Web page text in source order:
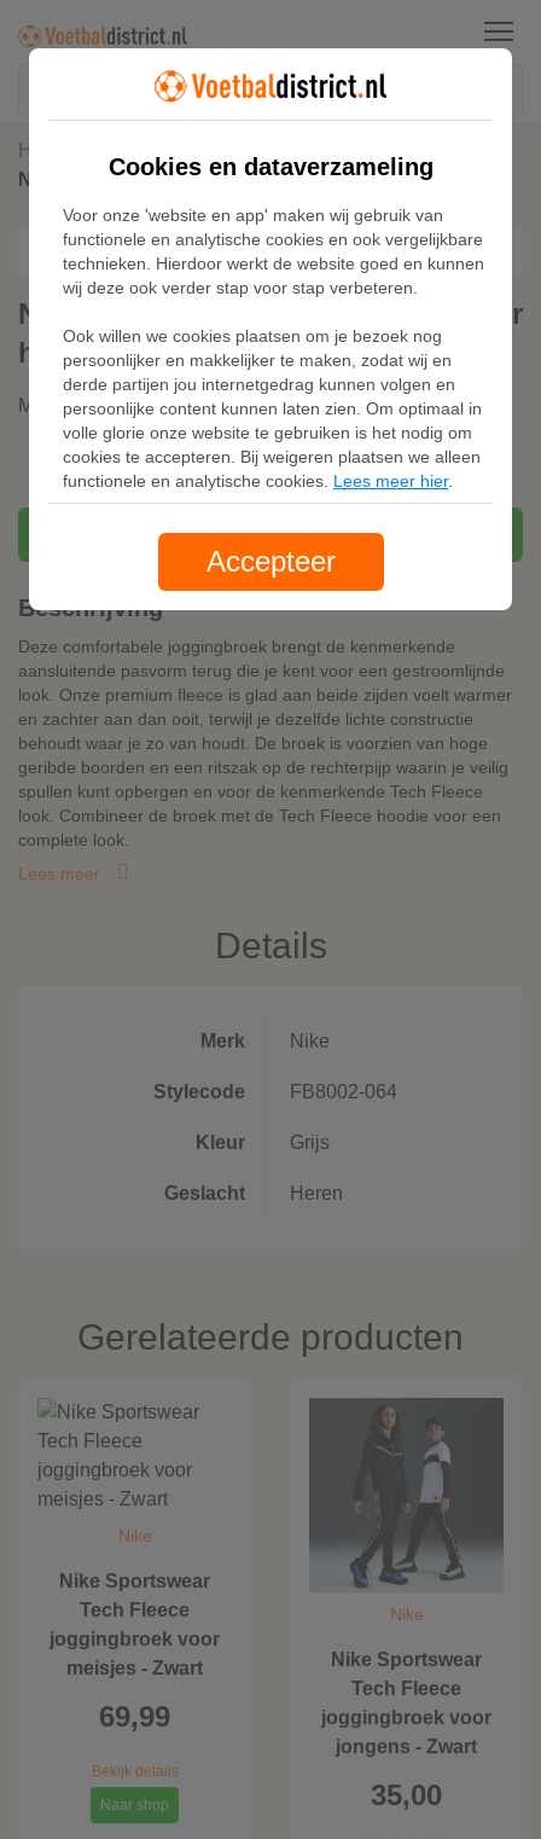
Menu
Home
Nike Tech Fleece Joggingbroek voor heren - Grijs
Nike Tech Fleece Joggingbroek voor
heren - Grijs
Merk:Nike
Bekijken
Beschrijving
Deze comfortabele joggingbroek brengt de kenmerkende
aansluitende pasvorm terug die je kent voor een gestroomlijnde
look. Onze premium fleece is glad aan beide zijden voelt warmer
en zachter aan dan ooit, terwijl je dezelfde lichte constructie
behoudt waar je zo van houdt. De broek is voorzien van hoge
geribde boorden en een ritszak op de rechterpijp waarin je veilig
spullen kunt opbergen en voor de kenmerkende Tech Fleece
look. Combineer de broek met de Tech Fleece hoodie voor een
complete look.
Lees meer
Details
Merk Nike
Stylecode FB8002-064
Kleur Grijs
Geslacht Heren
Gerelateerde producten
Nike
Nike Sportswear
Tech Fleece
joggingbroek voor
meisjes - Zwart
69,99
Bekijk details
Naar shop
Nike
Nike Sportswear
Tech Fleece
joggingbroek voor
jongens - Zwart
35,00
Cookies en dataverzameling
Voor onze 'website en app' maken wij gebruik van
functionele en analytische cookies en ook vergelijkbare
technieken. Hierdoor werkt de website goed en kunnen
wij deze ook verder stap voor stap verbeteren.
Ook willen we cookies plaatsen om je bezoek nog
persoonlijker en makkelijker te maken, zodat wij en
derde partijen jou internetgedrag kunnen volgen en
persoonlijke content kunnen laten zien. Om optimaal in
volle glorie onze website te gebruiken is het nodig om
cookies te accepteren. Bij weigeren plaatsen we alleen
functionele en analytische cookies. Lees meer hier.
Accepteer